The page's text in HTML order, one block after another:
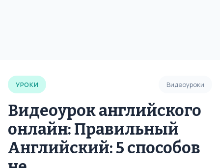
УРОКИ Видеоуроки
Видеоурок английского
онлайн: Правильный
Английский: 5 способов